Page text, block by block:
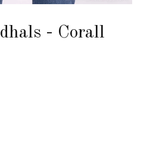
- Corall